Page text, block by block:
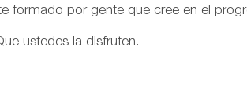
formado por gente que cree en el
ustedes la disfruten.